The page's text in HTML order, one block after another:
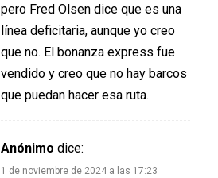
pero Fred Olsen dice que es una
línea deficitaria, aunque yo creo
que no. El bonanza express fue
vendido y creo que no hay barcos
que puedan hacer esa ruta.
Anónimo dice:
1 de noviembre de 2024 a las 17:23